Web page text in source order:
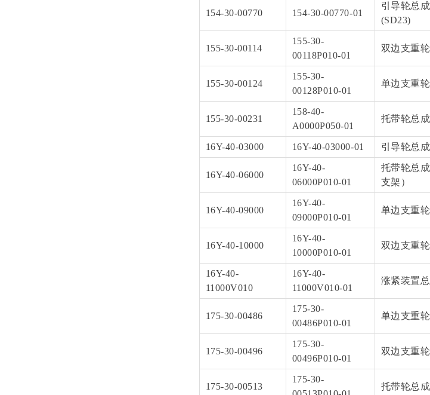
154-30-00770 154-30-00770-01
引导轮总成
(SD23)
155-30-00114
155-30-
00118P010-01
双边支重
155-30-00124
155-30-
00128P010-01
单边支重
155-30-00231
158-40-
A0000P050-01
托带轮总成
16Y-40-03000 16Y-40-03000-01 引导轮总成
16Y-40-06000
16Y-40-
06000P010-01
托带轮总
支架）
16Y-40-09000
16Y-40-
09000P010-01
单边支重
16Y-40-10000
16Y-40-
10000P010-01
双边支重
16Y-40-
11000V010
16Y-40-
11000V010-01
涨紧装置
175-30-00486
175-30-
00486P010-01
单边支重
175-30-00496
175-30-
00496P010-01
双边支重
175-30-00513
175-30-
托带轮总成